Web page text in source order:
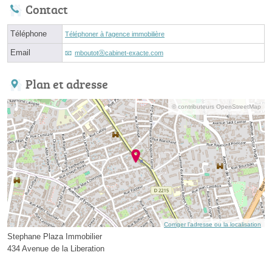
Contact
Téléphone Téléphoner à l'agence immobilière
Email mboutotⓐcabinet-exacte.com
Plan et adresse
© contributeurs OpenStreetMap
Corriger l’adresse ou la localisation
Stephane Plaza Immobilier
434 Avenue de la Liberation